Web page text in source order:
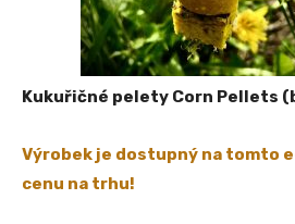
Kukuřičné pelety Corn Pellets
Výrobek je dostupný na tomto
cenu na trhu!